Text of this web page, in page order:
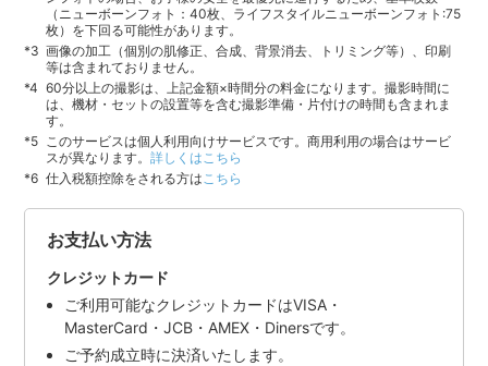
（ニューボーンフォト：40枚、ライフスタイルニューボーンフォト:75
枚）を下回る可能性があります。
画像の加工（個別の肌修正、合成、背景消去、トリミング等）、印刷
等は含まれておりません。
60分以上の撮影は、上記金額×時間分の料金になります。撮影時間に
は、機材・セットの設置等を含む撮影準備・片付けの時間も含まれま
す。
このサービスは個人利用向けサービスです。商用利用の場合はサービ
スが異なります。詳しくはこちら
仕入税額控除をされる方はこちら
お支払い方法
クレジットカード
ご利用可能なクレジットカードはVISA・
MasterCard・JCB・AMEX・Dinersです。
ご予約成立時に決済いたします。